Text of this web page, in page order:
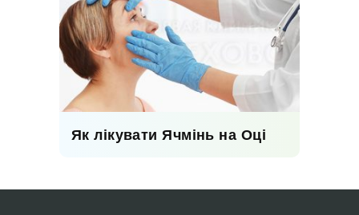
Як лікувати Ячмінь на Оці